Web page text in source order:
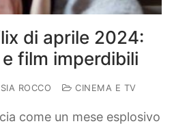
di aprile 2024:
film imperdibili
ROCCO CINEMA E TV
come un mese esplosivo